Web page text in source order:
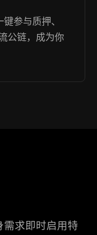
参与质押、
公链，成为你
需求即时启用特